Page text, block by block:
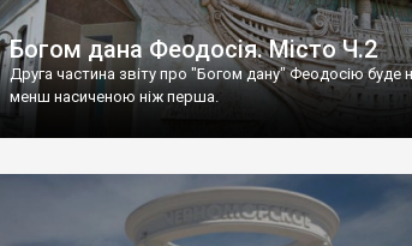
Богом дана Феодосія. Місто Ч.2
Друга частина звіту про "Богом дану" Феодосію буде
менш насиченою ніж перша.